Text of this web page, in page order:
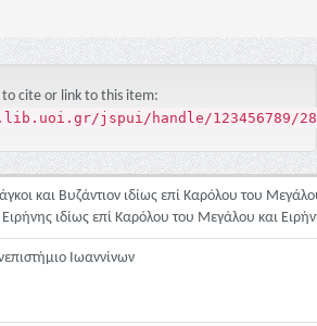
to cite or link to this item:
jspui/handle/123456789/
και Βυζάντιον ιδίως επί Καρόλου του
Ειρήνης ιδίως επί Καρόλου του Μεγάλου και
Ιωαννίνων